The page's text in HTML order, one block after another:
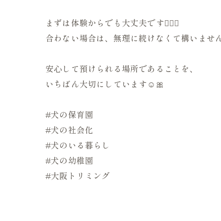
まずは体験からでも大丈夫です🙆🏻‍♀️
合わない場合は、無理に続けなくて構いませ
安心して預けられる場所であることを、
いちばん大切にしています☺️🎀
#犬の保育園
#犬の社会化
#犬のいる暮らし
#犬の幼稚園
#大阪トリミング